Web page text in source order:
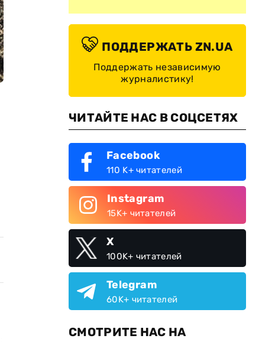
ПОДДЕРЖАТЬ ZN.UA
Поддержать независимую
журналистику!
ЧИТАЙТЕ НАС В СОЦСЕТЯХ
Facebook
110 K+ читателей
Instagram
15K+ читателей
X
100K+ читателей
Telegram
60K+ читателей
СМОТРИТЕ НАС НА